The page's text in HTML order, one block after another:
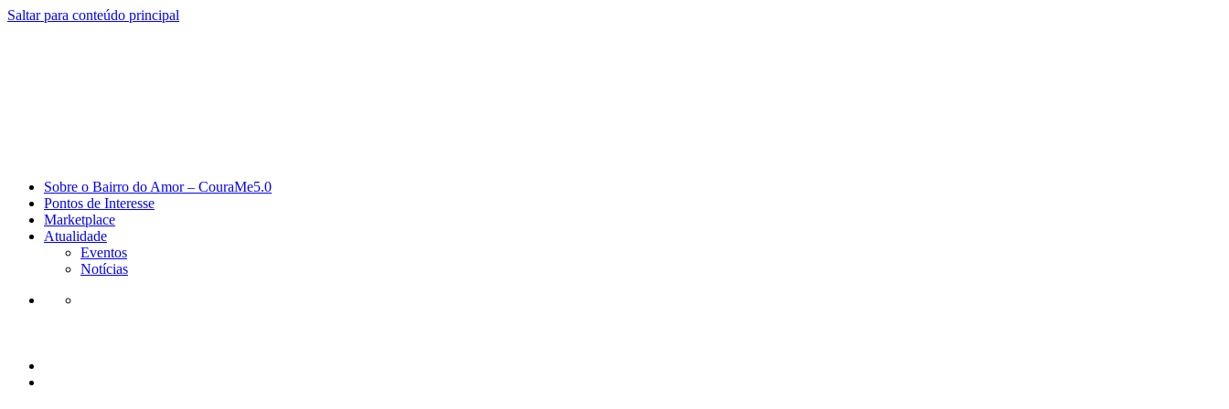
Saltar para conteúdo principal
Sobre o Bairro do Amor – CouraMe5.0
Pontos de Interesse
Marketplace
Atualidade
Eventos
Notícias